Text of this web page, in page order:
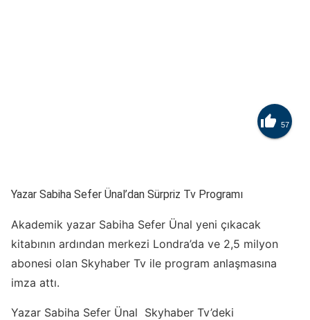
 57
Yazar Sabiha Sefer Ünal’dan Sürpriz Tv Programı
Akademik yazar Sabiha Sefer Ünal yeni çıkacak
kitabının ardından merkezi Londra’da ve 2,5 milyon
abonesi olan Skyhaber Tv ile program anlaşmasına
imza attı.
Yazar Sabiha Sefer Ünal Skyhaber Tv’deki